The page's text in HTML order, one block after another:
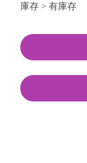
庫存 > 有庫存